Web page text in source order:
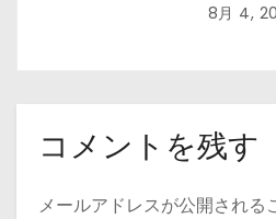
8月 4,
コメントを残す
メールアドレスが公開される